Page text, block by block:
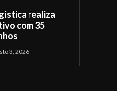
realiza
com 35
3, 2026